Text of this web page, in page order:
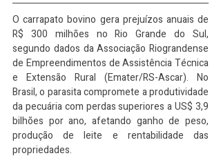
O carrapato bovino gera prejuízos anuais de
R$ 300 milhões no Rio Grande do Sul,
segundo dados da Associação Riograndense
de Empreendimentos de Assistência Técnica
e Extensão Rural (Emater/RS-Ascar). No
Brasil, o parasita compromete a produtividade
da pecuária com perdas superiores a US$ 3,9
bilhões por ano, afetando ganho de peso,
produção de leite e rentabilidade das
propriedades.